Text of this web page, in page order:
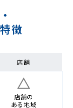
徴
店舗
店舗の
ある地域